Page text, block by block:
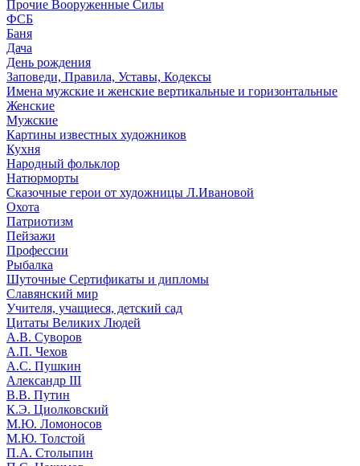
Прочие Вооруженные Силы
ФСБ
Баня
Дача
День рождения
Заповеди, Правила, Уставы, Кодексы
Имена мужские и женские вертикальные и горизонтальные
Женские
Мужские
Картины известных художников
Кухня
Народный фольклор
Натюрморты
Сказочные герои от художницы Л.Ивановой
Охота
Патриотизм
Пейзажи
Профессии
Рыбалка
Шуточные Сертификаты и дипломы
Славянский мир
Учителя, учащиеся, детский сад
Цитаты Великих Людей
А.В. Суворов
А.П. Чехов
А.С. Пушкин
Александр III
В.В. Путин
К.Э. Циолковский
М.Ю. Ломоносов
М.Ю. Толстой
П.А. Столыпин